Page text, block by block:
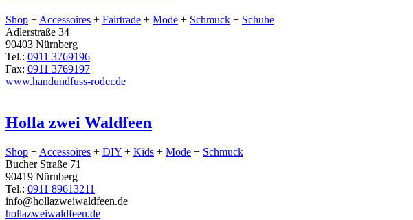
Shop + Accessoires + Fairtrade + Mode + Schmuck + Schuhe
Adlerstraße 34
90403 Nürnberg
Tel.: 0911 3769196
Fax: 0911 3769197
www.handundfuss-roder.de
Holla zwei Waldfeen
Shop + Accessoires + DIY + Kids + Mode + Schmuck
Bucher Straße 71
90419 Nürnberg
Tel.: 0911 89613211
info@hollazweiwaldfeen.de
hollazweiwaldfeen.de